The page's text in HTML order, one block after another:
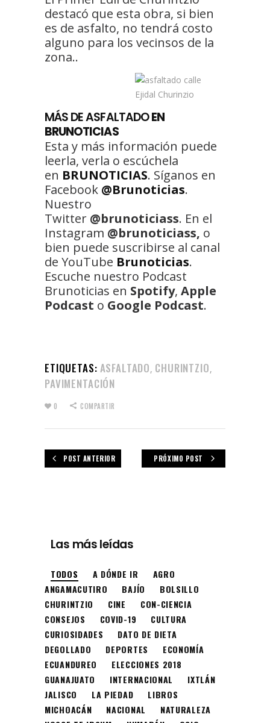
destacó que esta obra, si bien
es de asfalto, no tendrá costo
alguno para los vecinsos de la
zona..
MÁS DEASFALTADOEN
BRUNOTICIAS
Esta y más información puede
leerla, verla o escúchela
en BRUNOTICIAS. Síganos en
Facebook @Brunoticias.
Nuestro
Twitter @brunoticiass. En el
Instagram @brunoticiass, o
bien puede suscribirse al canal
de YouTube Brunoticias.
Escuche nuestro Podcast
Brunoticias en Spotify, Apple
Podcast o Google Podcast.
ETIQUETAS: ASFALTADO, CHURINTZIO,
PAVIMENTACIÓN
0 COMPARTIR
POST ANTERIOR PRÓXIMO POST
Las más leídas
TODOS A DÓNDE IR
AGRO
ANGAMACUTIRO
BAJÍO
BOLSILLO
CHURINTZIO
CINE
CON-CIENCIA
CONSEJOS
COVID-19
CULTURA
CURIOSIDADES
DATO DE DIETA
DEGOLLADO
DEPORTES
ECONOMÍA
ECUANDUREO
ELECCIONES 2018
GUANAJUATO
INTERNACIONAL
IXTLÁN
JALISCO
LA PIEDAD
LIBROS
MICHOACÁN
NACIONAL
NATURALEZA